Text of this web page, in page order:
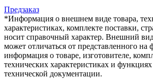
Предзаказ
*Информация о внешнем виде товара,
характеристиках, комплекте поставки,
носит справочный характер. Внешний
может отличаться от представленного
информация о товаре, изготовителе,
технических характеристиках и
технической документации.